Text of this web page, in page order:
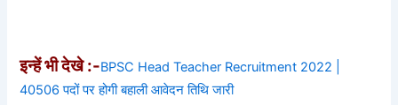
इन्हें भी देखे :-BPSC Head Teacher Recruitment 2022 |
40506 पदों पर होगी बहाली आवेदन तिथि जारी